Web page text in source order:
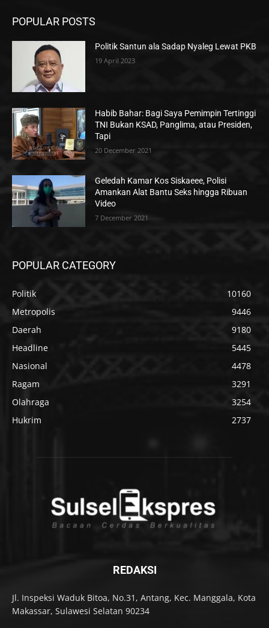
POPULAR POSTS
Politik Santun ala Sadap Nyaleg Lewat PKB
19 April 2023
Habib Bahar: Bagi Saya Pemimpin Tertinggi
TNI Bukan KSAD, Panglima, atau Presiden,
Tapi
20 December 2021
Geledah Kamar Kos Siskaeee, Polisi
Amankan Alat Bantu Seks hingga Ribuan
Video
7 December 2021
POPULAR CATEGORY
Politik
10160
Metropolis
9446
Daerah
9180
Headline
5445
Nasional
4478
Ragam
3291
Olahraga
3254
Hukrim
2737
REDAKSI
Jl. Inspeksi Waduk Bitoa, No.31, Antang, Kec. Manggala, Kota
Makassar, Sulawesi Selatan 90234